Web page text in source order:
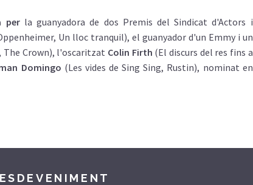
perla guanyadora de dos Premis del Sindicat d'Actors i
Un lloc tranquil), el guanyador d'un Emmy i un
The Crown), l'oscaritzat Colin Firth (El discurs del res fins a
Domingo (Les vides de Sing Sing, Rustin), nominat en